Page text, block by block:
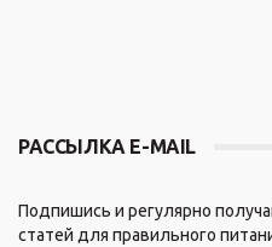
РАССЫЛКА E-MAIL
Подпишись и регулярно
статей для правильного